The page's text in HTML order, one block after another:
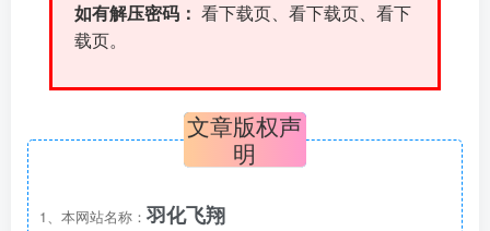
如有解压密码： 看下载页、看下载页、看下
载页。
文章版权声
明
1、本网站名称： 羽化飞翔